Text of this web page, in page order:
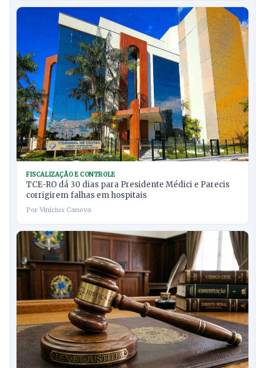
FISCALIZAÇÃO E CONTROLE
TCE-RO dá 30 dias para Presidente Médici e Parecis
corrigirem falhas em hospitais
Por Vinicius Canova